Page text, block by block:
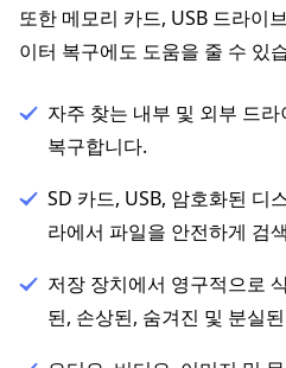
또한 메모리 카드, USB 드라이
이터 복구에도 도움을 줄 수 있
자주 찾는 내부 및 외부 드
복구합니다.
SD 카드, USB, 암호화된 디
라에서 파일을 안전하게 검
저장 장치에서 영구적으로
된, 손상된, 숨겨진 및 분실